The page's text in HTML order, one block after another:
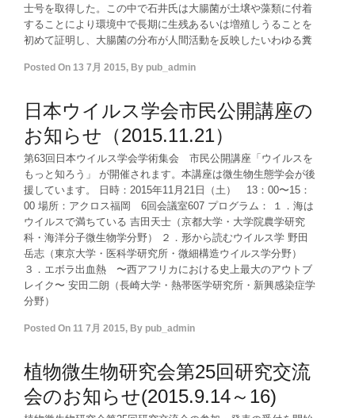
士号を取得した。この中で石井氏は大腸菌が土壌や藻類に付着
することにより環境中で長期に生残あるいは増殖しうることを
初めて証明し、大腸菌の分布が人間活動を反映したいわゆる糞
Posted On 13 7月 2015, By pub_admin
日本ウイルス学会市民公開講座の
お知らせ（2015.11.21）
第63回日本ウイルス学会学術集会 市民公開講座「ウイルスを
もっと知ろう」 が開催されます。本講座は微生物生態学会が後
援しています。 日時：2015年11月21日（土） 13：00〜15：
00 場所：アクロス福岡 6回会議室607 プログラム： １．海は
ウイルスで満ちている 吉田天士（京都大学・大学院農学研究
科・海洋分子微生物学分野） ２．形から読むウイルス学 野田
岳志（東京大学・医科学研究所・微細構造ウイルス学分野）
３．エボラ出血熱 〜西アフリカにおける史上最大のアウトブ
レイク〜 安田二朗（長崎大学・熱帯医学研究所・新興感染症学
分野）
Posted On 11 7月 2015, By pub_admin
植物微生物研究会第25回研究交流
会のお知らせ(2015.9.14～16)